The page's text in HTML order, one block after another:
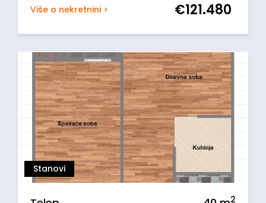
Više o nekretnini > €121.480
Stanovi
2